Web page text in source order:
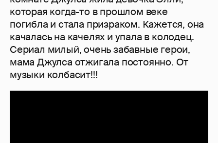
которая когда-то в прошлом веке
погибла и стала призраком. Кажется, она
качалась на качелях и упала в колодец.
Сериал милый, очень забавные герои,
мама Джулса отжигала постоянно. От
музыки колбасит!!!